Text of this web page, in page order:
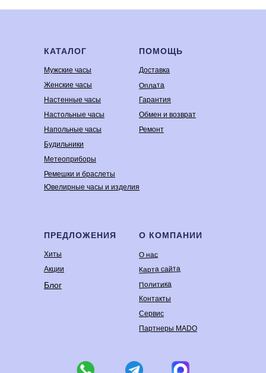
КАТАЛОГ
Мужские часы
Женские часы
Настенные часы
Настольные часы
Напольные часы
Будильники
Метеоприборы
Ремешки и браслеты
Ювелирные часы и изделия
ПРЕДЛОЖЕНИЯ
Хиты
Акции
Блог
ПОМОЩЬ
Доставка
Оплата
Гарантия
Обмен и возврат
Ремонт
О КОМПАНИИ
О нас
Карта сайта
Политика
Контакты
Сервис
Партнеры MADO